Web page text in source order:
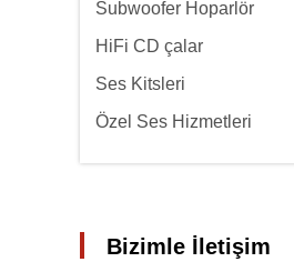
Subwoofer Hoparlör
HiFi CD çalar
Ses Kitsleri
Özel Ses Hizmetleri
Bizimle İletişim